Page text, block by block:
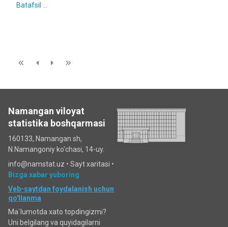
Batafsil ...
Namangan viloyat
statistika boshqarmasi
160133, Namangan sh,
N.Namangoniy ko'chasi, 14-uy.
info@namstat.uz • Sayt xaritasi •
Bizga xabar yuboring
Veb-saytdan foydalanish uchun
qo'llanma
Ma`lumotda xato topdingizmi?
Uni belgilang va quyidagilarni